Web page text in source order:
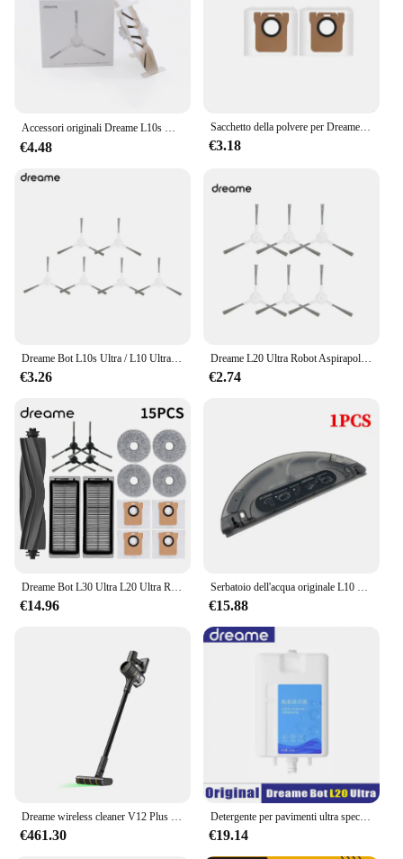
makes them easy to wear for extended periods,
while the robust materials promise longevity. With
their versatile appeal and practical design, these
boots are a must-have for any fashion-forward
€4.48
Sacchetto della polvere per Dreame L20 Ultra L10s Ultra S10 S10 Pro parti dell'aspirapolvere per XIAOMl Mijia Omni 1S B101CN Robot X10 + accessori
€3.18
€3.26
Dreame L20 Ultra Robot Aspirapolvere Pezzi di ricambio Dreame L30 Ultra Gomma Spazzole laterali principali Panni per mocio Filtri HEPA Accessori per sacchetti per la polvere
€2.74
Dreame Bot L30 Ultra L20 Ultra Robot Aspirapolvere Pezzi di ricambio Materiali di consumo Spazzola laterale principale Filtro Hepa Mop Panno Sacchetto per la polvere Accessori
€14.96
Serbatoio dell'acqua originale L10 Pro per Dreame D9 Pro D9 Plus D9 Max Finder RLS3 aspirapolvere pulizia Mop accessori di ricambio
€15.88
Dreame wireless cleaner V12 Plus rilevatore laser/2024 ultima certificazione/KC/dreame ufficiale come supporto
€461.30
Detergente per pavimenti ultra speciale originale Dreame L20 ultra L30 450ml
€19.14